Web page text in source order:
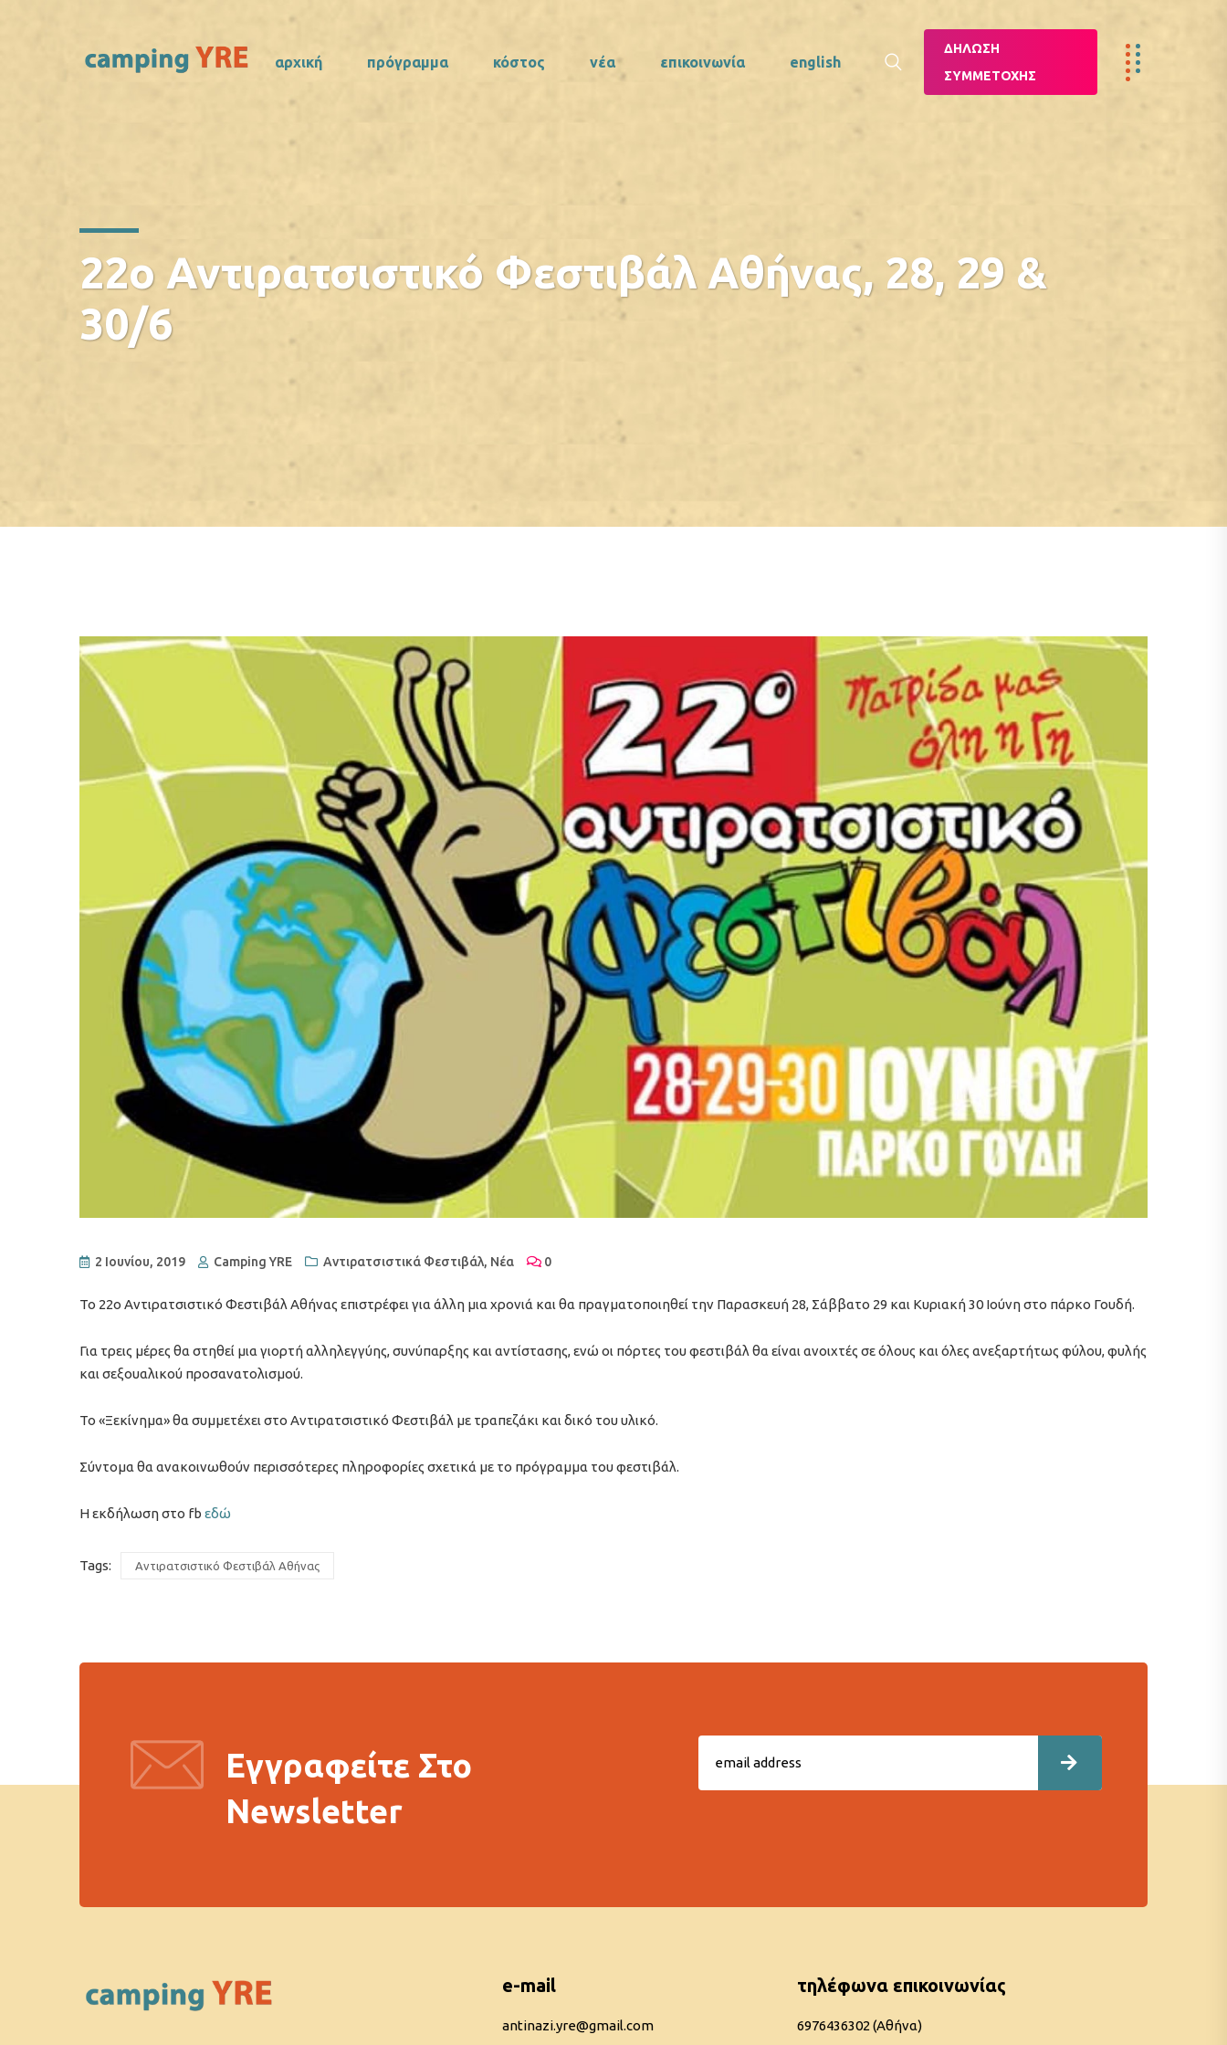
αρχική πρόγραμμα κόστος νέα επικοινωνία english
ΔΉΛΩΣΗ
ΣΥΜΜΕΤΟΧΉΣ
22ο Αντιρατσιστικό Φεστιβάλ Αθήνας, 28, 29 &
30/6
2 Ιουνίου, 2019 Camping YRE Αντιρατσιστικά Φεστιβάλ, Νέα 0
Το 22ο Αντιρατσιστικό Φεστιβάλ Αθήνας επιστρέφει για άλλη μια χρονιά και θα πραγματοποιηθεί την Παρασκευή 28, Σάββατο 29 και Κυριακή 30 Ιούνη στο πάρκο Γουδή.
Για τρεις μέρες θα στηθεί μια γιορτή αλληλεγγύης, συνύπαρξης και αντίστασης, ενώ οι πόρτες του φεστιβάλ θα είναι ανοιχτές σε όλους και όλες ανεξαρτήτως φύλου, φυλής
και σεξουαλικού προσανατολισμού.
Το «Ξεκίνημα» θα συμμετέχει στο Αντιρατσιστικό Φεστιβάλ με τραπεζάκι και δικό του υλικό.
Σύντομα θα ανακοινωθούν περισσότερες πληροφορίες σχετικά με το πρόγραμμα του φεστιβάλ.
Η εκδήλωση στο fb εδώ
Tags: Αντιρατσιστικό Φεστιβάλ Αθήνας
Εγγραφείτε Στο
Newsletter
e-mail
antinazi.yre@gmail.com
τηλέφωνα επικοινωνίας
6976436302 (Αθήνα)